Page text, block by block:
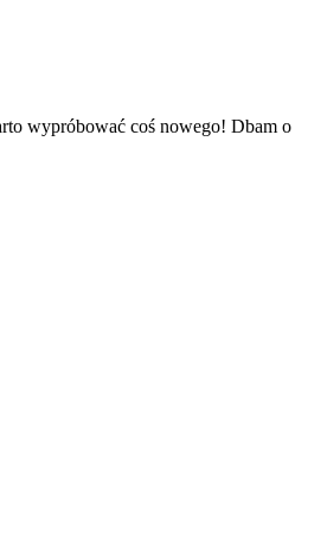
wypróbować coś nowego! Dbam o